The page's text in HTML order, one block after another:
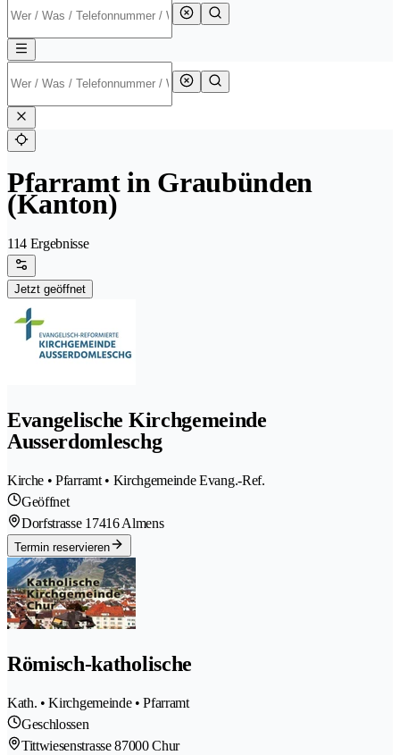
Pfarramt in Graubünden
(Kanton)
114 Ergebnisse
Jetzt geöffnet
Evangelische Kirchgemeinde
Ausserdomleschg
Kirche • Pfarramt • Kirchgemeinde Evang.-Ref.
Geöffnet
Dorfstrasse 1 7416 Almens
Termin reservieren
Römisch-katholische
Kath. • Kirchgemeinde • Pfarramt
Geschlossen
Tittwiesenstrasse 87000 Chur